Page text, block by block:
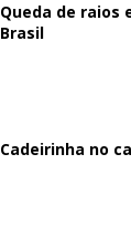
Queda de raios
Brasil
Cadeirinha no